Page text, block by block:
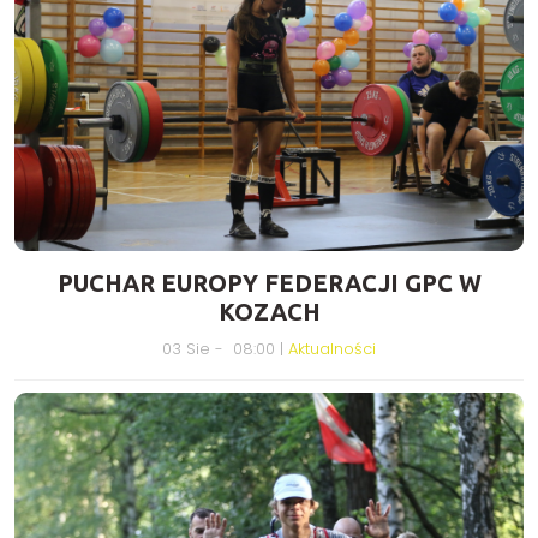
PUCHAR EUROPY FEDERACJI GPC W
KOZACH
03 Sie - 08:00 | Aktualności